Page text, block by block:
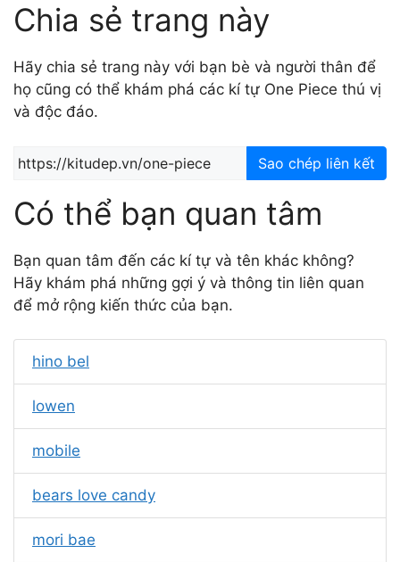
Chia sẻ trang này
Hãy chia sẻ trang này với bạn bè và người thân để
họ cũng có thể khám phá các kí tự One Piece thú vị
và độc đáo.
Sao chép liên kết
Có thể bạn quan tâm
Bạn quan tâm đến các kí tự và tên khác không?
Hãy khám phá những gợi ý và thông tin liên quan
để mở rộng kiến thức của bạn.
hino bel
lowen
mobile
bears love candy
mori bae